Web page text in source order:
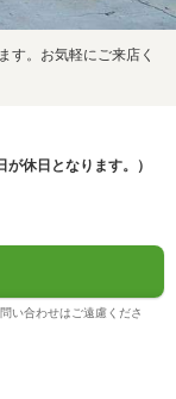
す。お気軽にご来店く
休日となります。）
い合わせはご遠慮くださ